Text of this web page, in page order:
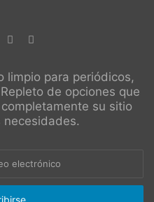
limpio para periódicos,
de opciones que
su sitio